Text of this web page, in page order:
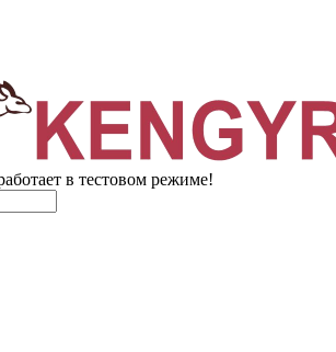
в тестовом режиме!